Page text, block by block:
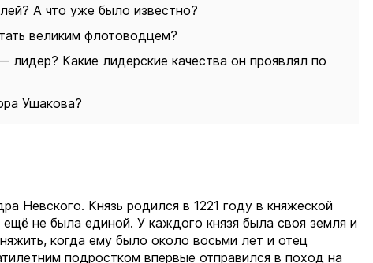
А что уже было известно?
великим флотоводцем?
Какие лидерские качества он проявлял по
Ушакова?
Невского. Князь родился в 1221 году в княжеской
не была единой. У каждого князя была своя земля и
когда ему было около восьми лет и отец
подростком впервые отправился в поход на